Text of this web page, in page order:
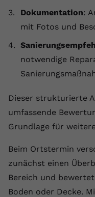
Dokumentation:
mit Fotos und
notwendige
Dieser strukturierte
umfassende
Grundlage für
Beim Ortstermin
zunächst einen
Bereich und
Boden oder Decke.